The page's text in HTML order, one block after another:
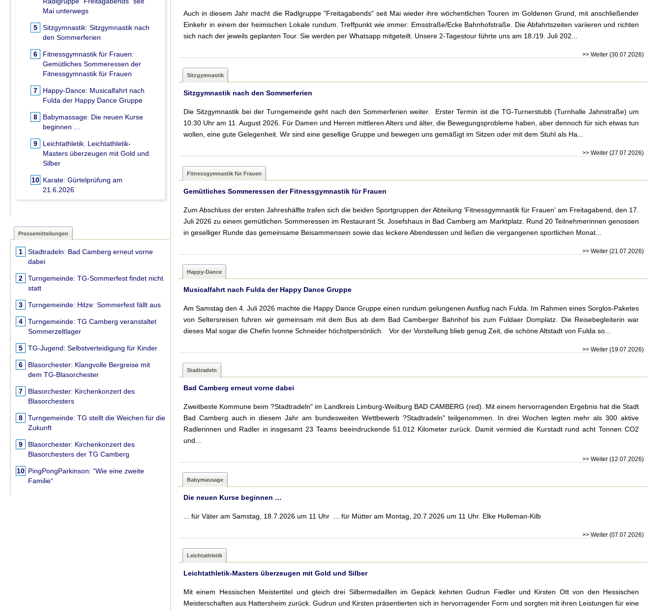
Mai unterwegs
5 Sitzgymnastik: Sitzgymnastik nach
den Sommerferien
6
Fitnessgymnastik für Frauen:
Gemütliches Sommeressen der
Fitnessgymnastik für Frauen
7 Happy-Dance: Musicalfahrt nach
Fulda der Happy Dance Gruppe
8 Babymassage: Die neuen Kurse
beginnen …
9 Leichtathletik: Leichtathletik-
Masters überzeugen mit Gold und
Silber
10 Karate: Gürtelprüfung am
21.6.2026
Pressemitteilungen
1 Stadtradeln: Bad Camberg erneut vorne
dabei
2 Turngemeinde: TG-Sommerfest findet nicht
statt
3 Turngemeinde: Hitze: Sommerfest fällt aus
4 Turngemeinde: TG Camberg veranstaltet
Sommerzeltlager
5 TG-Jugend: Selbstverteidigung für Kinder
6 Blasorchester: Klangvolle Bergreise mit
dem TG-Blasorchester
7 Blasorchester: Kirchenkonzert des
Blasorchesters
8 Turngemeinde: TG stellt die Weichen für die
Zukunft
9 Blasorchester: Kirchenkonzert des
Blasorchesters der TG Camberg
10 PingPongParkinson: “Wie eine zweite
Familie“
Auch in diesem Jahr macht die Radlgruppe "Freitagabends" seit Mai wieder ihre wöchentlichen Touren im Goldenen Grund, mit anschließender
Einkehr in einem der heimischen Lokale rundum. Treffpunkt wie immer: Emsstraße/Ecke Bahnhofstraße. Die Abfahrtszeiten variieren und richten
sich nach der jeweils geplanten Tour. Sie werden per Whatsapp mitgeteilt. Unsere 2-Tagestour führte uns am 18./19. Juli 202...
>> Weiter (30.07.2026)
Sitzgymnastik
Sitzgymnastik nach den Sommerferien
Die Sitzgymnastik bei der Turngemeinde geht nach den Sommerferien weiter. Erster Termin ist die TG-Turnerstubb (Turnhalle Jahnstraße) um
10:30 Uhr am 11. August 2026. Für Damen und Herren mittleren Alters und älter, die Bewegungsprobleme haben, aber dennoch für sich etwas tun
wollen, eine gute Gelegenheit. Wir sind eine gesellige Gruppe und bewegen uns gemäßigt im Sitzen oder mit dem Stuhl als Ha...
>> Weiter (27.07.2026)
Fitnessgymnastik für Frauen
Gemütliches Sommeressen der Fitnessgymnastik für Frauen
Zum Abschluss der ersten Jahreshälfte trafen sich die beiden Sportgruppen der Abteilung 'Fitnessgymnastik für Frauen' am Freitagabend, den 17.
Juli 2026 zu einem gemütlichen Sommeressen im Restaurant St. Josefshaus in Bad Camberg am Marktplatz. Rund 20 Teilnehmerinnen genossen
in geselliger Runde das gemeinsame Beisammensein sowie das leckere Abendessen und ließen die vergangenen sportlichen Monat...
>> Weiter (21.07.2026)
Happy-Dance
Musicalfahrt nach Fulda der Happy Dance Gruppe
Am Samstag den 4. Juli 2026 machte die Happy Dance Gruppe einen rundum gelungenen Ausflug nach Fulda. Im Rahmen eines Sorglos-Paketes
von Seltersreisen fuhren wir gemeinsam mit dem Bus ab dem Bad Camberger Bahnhof bis zum Fuldaer Domplatz. Die Reisebegleiterin war
dieses Mal sogar die Chefin Ivonne Schneider höchstpersönlich. Vor der Vorstellung blieb genug Zeit, die schöne Altstadt von Fulda so...
>> Weiter (19.07.2026)
Stadtradeln
Bad Camberg erneut vorne dabei
Zweitbeste Kommune beim ?Stadtradeln" im Landkreis Limburg-Weilburg BAD CAMBERG (red). Mit einem hervorragenden Ergebnis hat die Stadt
Bad Camberg auch in diesem Jahr am bundesweiten Wettbewerb ?Stadtradeln" teilgenommen. In drei Wochen legten mehr als 300 aktive
Radlerinnen und Radler in insgesamt 23 Teams beeindruckende 51.012 Kilometer zurück. Damit vermied die Kurstadt rund acht Tonnen CO2
und...
>> Weiter (12.07.2026)
Babymassage
Die neuen Kurse beginnen …
... für Väter am Samstag, 18.7.2026 um 11 Uhr ... für Mütter am Montag, 20.7.2026 um 11 Uhr. Elke Hulleman-Kilb
>> Weiter (07.07.2026)
Leichtathletik
Leichtathletik-Masters überzeugen mit Gold und Silber
Mit einem Hessischen Meistertitel und gleich drei Silbermedaillen im Gepäck kehrten Gudrun Fiedler und Kirsten Ott von den Hessischen
Meisterschaften aus Hattersheim zurück. Gudrun und Kirsten präsentierten sich in hervorragender Form und sorgten mit ihren Leistungen für eine